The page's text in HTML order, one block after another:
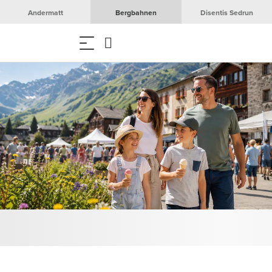
Andermatt Bergbahnen Disentis Sedrun